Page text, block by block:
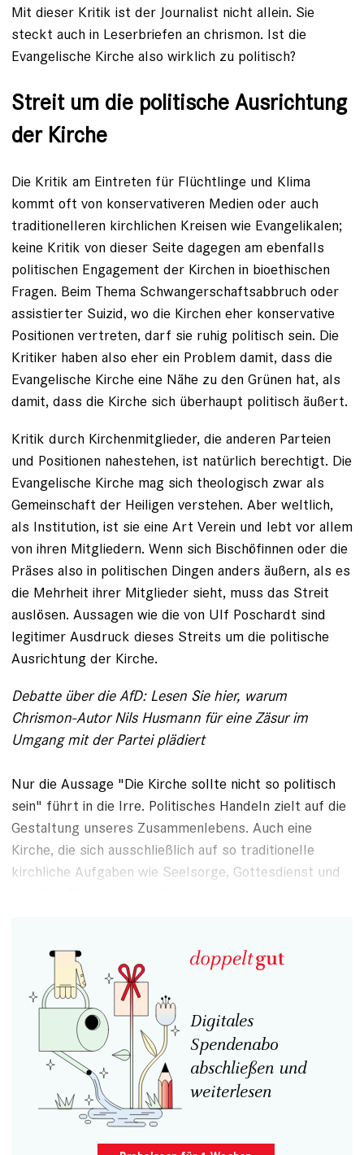
Mit dieser Kritik ist der Journalist nicht allein. Sie
steckt auch in Leserbriefen an chrismon. Ist die
Evangeli­sche Kirche also wirklich zu politisch?
Streit um die politische Ausrichtung
der Kirche
Die Kritik am Eintreten für Flüchtlinge und Klima
kommt oft von konservativeren Medien oder auch
traditionelleren kirchlichen Kreisen wie Evangelikalen;
keine Kritik von dieser Seite dagegen am ebenfalls
politischen Engagement der Kirchen in bioethischen
Fragen. Beim ­Thema Schwangerschaftsabbruch oder
assis­tierter Suizid, wo die Kirchen eher konservative
Positionen vertreten, darf sie ruhig politisch sein. Die
Kritiker haben also eher ein Problem damit, dass die
Evangelische Kirche eine Nähe zu den Grünen hat, als
damit, dass die Kirche sich überhaupt politisch äußert.
Kritik durch Kirchenmitglieder, die anderen Parteien
und Positionen nahestehen, ist natürlich berechtigt. Die
Evangelische Kirche mag sich theo­logisch zwar als
Gemeinschaft der Heiligen verstehen. Aber weltlich,
als Institution, ist sie eine Art Verein und lebt vor allem
von ihren ­Mitgliedern. Wenn sich Bischöfinnen oder die
Präses also in politischen Dingen anders äußern, als es
die Mehrheit ­ihrer Mitglieder sieht, muss das Streit
auslösen. Aussagen wie die von Ulf Poschardt sind
legitimer Ausdruck dieses Streits um die politische
Ausrichtung der Kirche.
Debatte über die AfD: Lesen Sie hier, warum
Chrismon-Autor Nils Husmann für eine Zäsur im
Umgang mit der Partei plädiert
Nur die Aussage "Die Kirche sollte nicht so politisch
sein" führt in die Irre. Politisches Handeln zielt auf die
Gestaltung unseres Zusammenlebens. Auch eine
Kirche, die sich ausschließlich auf so traditionelle
kirchliche Aufgaben wie Seelsorge, Gottesdienst und
Digitales
Spendenabo
abschließen und
weiterlesen